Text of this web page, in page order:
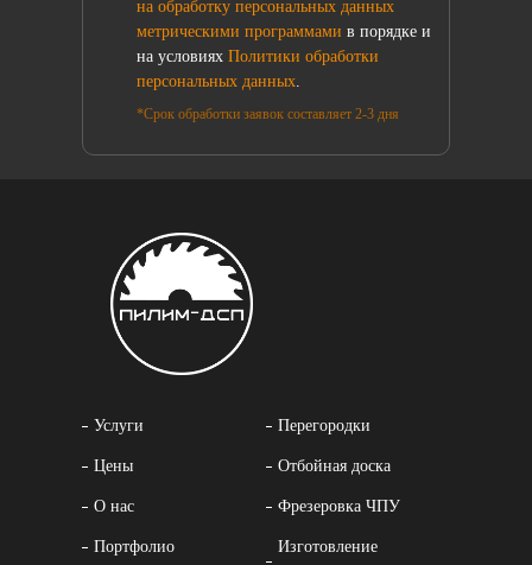
на обработку персональных данных
метрическими программами в порядке и
на условиях Политики обработки
персональных данных.
*Срок обработки заявок составляет 2-3 дня
Услуги
Цены
О нас
Портфолио
Перегородки
Отбойная доска
Фрезеровка ЧПУ
Изготовление